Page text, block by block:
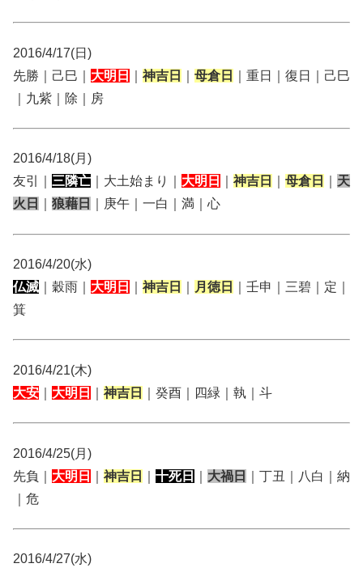
2016/4/17(日)
先勝｜己巳｜ 大明日 神吉日 母倉日
｜重日｜復日｜己巳
｜九紫｜除｜房
2016/4/18(月)
友引｜ 三隣亡 ｜大土始まり｜ 大明日 神吉日 母倉日
天
火日
狼藉日 ｜庚午｜一白｜満｜心
2016/4/20(水)
仏滅 ｜穀雨｜ 大明日 神吉日 月徳日
｜壬申｜三碧｜定｜
箕
2016/4/21(木)
大安
大明日 神吉日 ｜癸酉｜四緑｜執｜斗
2016/4/25(月)
先負｜ 大明日 神吉日 十死日 大禍日
｜丁丑｜八白｜納
｜危
2016/4/27(水)